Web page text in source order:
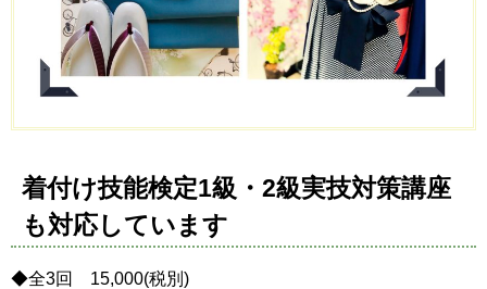
着付け技能検定1級・2級実技対策講座
も対応しています
◆全3回 15,000(税別)